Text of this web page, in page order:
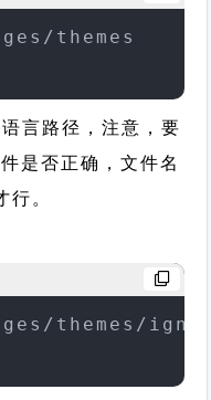
themes
言路径，注意，要
是否正确，文件名
。
themes/